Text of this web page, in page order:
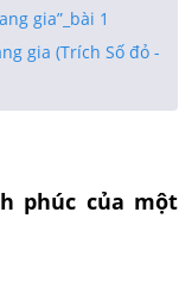
gia”_bài 1
gia (Trích Số đỏ -
phúc của một